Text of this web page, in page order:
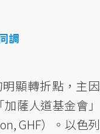
調
顯轉折點，主因
薩人道基金會」
GHF）。以色列